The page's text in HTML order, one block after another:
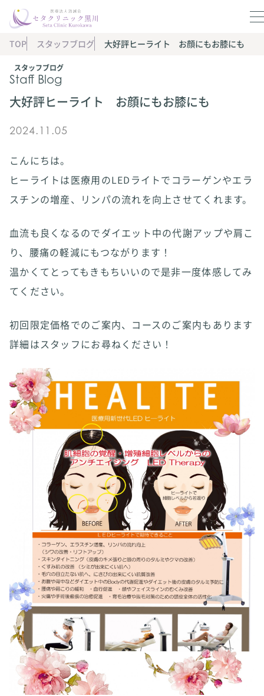
スタッフブログ
Staff Blog
TOP スタッフブログ 大好評ヒーライト お顔にもお膝にも
大好評ヒーライト お顔にもお膝にも
2024.11.05
こんにちは。
ヒーライトは医療用のLEDライトでコラーゲンやエラ
スチンの増産、リンパの流れを向上させてくれます。
血流も良くなるのでダイエット中の代謝アップや肩こ
り、腰痛の軽減にもつながります！
温かくてとってもきもちいいので是非一度体感してみ
てください。
初回限定価格でのご案内、コースのご案内もあります
詳細はスタッフにお尋ねください！